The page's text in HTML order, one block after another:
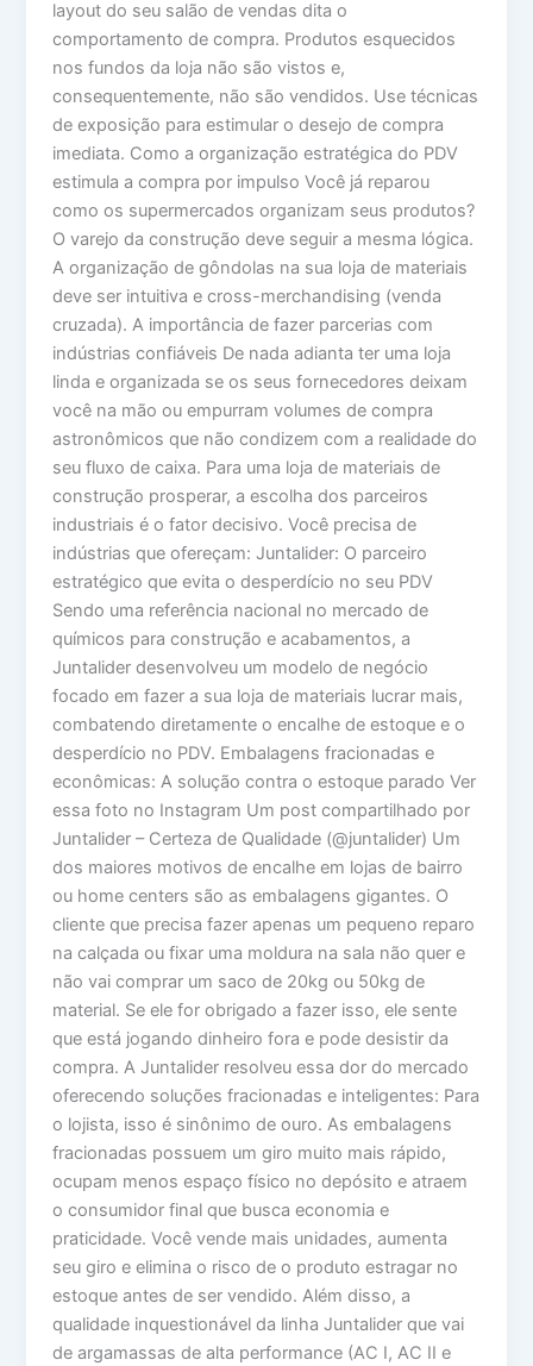
layout do seu salão de vendas dita o
comportamento de compra. Produtos esquecidos
nos fundos da loja não são vistos e,
consequentemente, não são vendidos. Use técnicas
de exposição para estimular o desejo de compra
imediata. Como a organização estratégica do PDV
estimula a compra por impulso Você já reparou
como os supermercados organizam seus produtos?
O varejo da construção deve seguir a mesma lógica.
A organização de gôndolas na sua loja de materiais
deve ser intuitiva e cross-merchandising (venda
cruzada). A importância de fazer parcerias com
indústrias confiáveis De nada adianta ter uma loja
linda e organizada se os seus fornecedores deixam
você na mão ou empurram volumes de compra
astronômicos que não condizem com a realidade do
seu fluxo de caixa. Para uma loja de materiais de
construção prosperar, a escolha dos parceiros
industriais é o fator decisivo. Você precisa de
indústrias que ofereçam: Juntalider: O parceiro
estratégico que evita o desperdício no seu PDV
Sendo uma referência nacional no mercado de
químicos para construção e acabamentos, a
Juntalider desenvolveu um modelo de negócio
focado em fazer a sua loja de materiais lucrar mais,
combatendo diretamente o encalhe de estoque e o
desperdício no PDV. Embalagens fracionadas e
econômicas: A solução contra o estoque parado Ver
essa foto no Instagram Um post compartilhado por
Juntalider – Certeza de Qualidade (@juntalider) Um
dos maiores motivos de encalhe em lojas de bairro
ou home centers são as embalagens gigantes. O
cliente que precisa fazer apenas um pequeno reparo
na calçada ou fixar uma moldura na sala não quer e
não vai comprar um saco de 20kg ou 50kg de
material. Se ele for obrigado a fazer isso, ele sente
que está jogando dinheiro fora e pode desistir da
compra. A Juntalider resolveu essa dor do mercado
oferecendo soluções fracionadas e inteligentes: Para
o lojista, isso é sinônimo de ouro. As embalagens
fracionadas possuem um giro muito mais rápido,
ocupam menos espaço físico no depósito e atraem
o consumidor final que busca economia e
praticidade. Você vende mais unidades, aumenta
seu giro e elimina o risco de o produto estragar no
estoque antes de ser vendido. Além disso, a
qualidade inquestionável da linha Juntalider que vai
de argamassas de alta performance (AC I, AC II e